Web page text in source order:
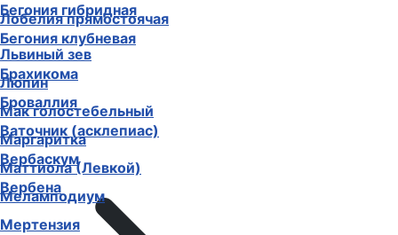
Бегония гибридная
Бегония клубневая
Брахикома
Броваллия
Ваточник (асклепиас)
Вербаскум
Вербена
Лобелия прямостоячая
Львиный зев
Люпин
Мак голостебельный
Маргаритка
Маттиола (Левкой)
Меламподиум
Мертензия